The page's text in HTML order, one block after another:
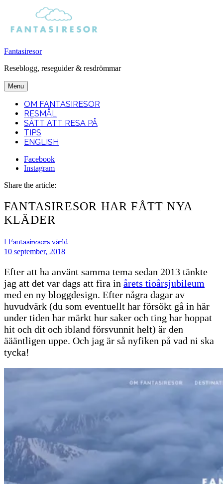
Fantasiresor
Reseblogg, reseguider & resdrömmar
Menu
OM FANTASIRESOR
RESMÅL
SÄTT ATT RESA PÅ
TIPS
ENGLISH
Facebook
Instagram
Search
Share the article:
FANTASIRESOR HAR FÅTT NYA
KLÄDER
I Fantasiresors värld
10 september, 2018
Efter att ha använt samma tema sedan 2013 tänkte
jag att det var dags att fira in årets tioårsjubileum
med en ny bloggdesign. Efter några dagar av
huvudvärk (du som eventuellt har försökt gå in här
under tiden har märkt hur saker och ting har hoppat
hit och dit och ibland försvunnit helt) är den
äääntligen uppe. Och jag är så nyfiken på vad ni ska
tycka!